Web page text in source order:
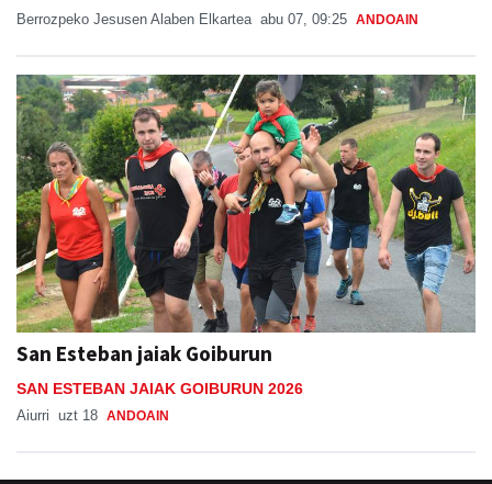
Berrozpeko Jesusen Alaben Elkartea abu 07, 09:25 ANDOAIN
San Esteban jaiak Goiburun
SAN ESTEBAN JAIAK GOIBURUN 2026
Aiurri uzt 18 ANDOAIN